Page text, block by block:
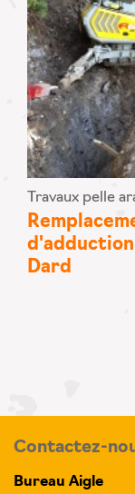
Travaux pelle
Dard
Contactez-
Bureau Aigle